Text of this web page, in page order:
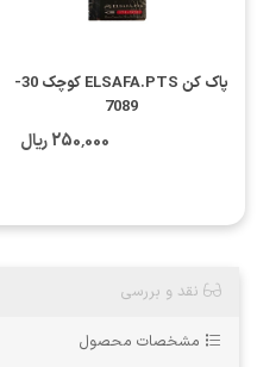
پاک کن ELSAFA.PTS کوچک 30-
نقد و بررسی
مشخصات محصول